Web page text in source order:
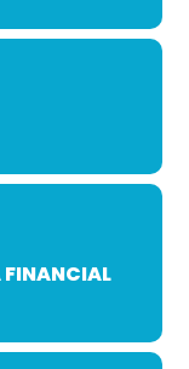
FINANCIAL